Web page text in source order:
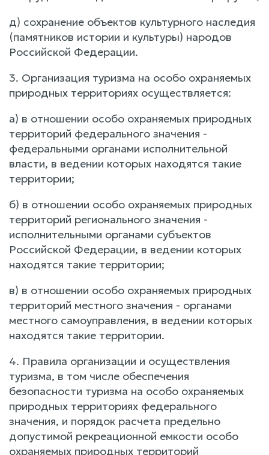
д) сохранение объектов культурного наследия
(памятников истории и культуры) народов
Российской Федерации.
3. Организация туризма на особо охраняемых
природных территориях осуществляется:
а) в отношении особо охраняемых природных
территорий федерального значения -
федеральными органами исполнительной
власти, в ведении которых находятся такие
территории;
б) в отношении особо охраняемых природных
территорий регионального значения -
исполнительными органами субъектов
Российской Федерации, в ведении которых
находятся такие территории;
в) в отношении особо охраняемых природных
территорий местного значения - органами
местного самоуправления, в ведении которых
находятся такие территории.
4. Правила организации и осуществления
туризма, в том числе обеспечения
безопасности туризма на особо охраняемых
природных территориях федерального
значения, и порядок расчета предельно
допустимой рекреационной емкости особо
охраняемых природных территорий